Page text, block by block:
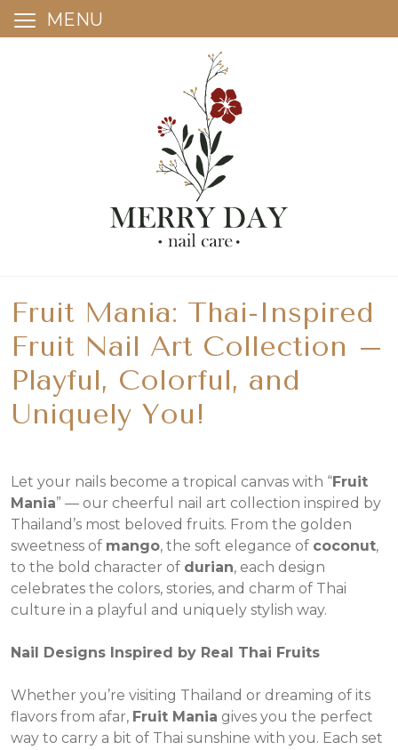
Fruit Mania: Thai-Inspired
Fruit Nail Art Collection –
Playful, Colorful, and
Uniquely You!
Let your nails become a tropical canvas with “Fruit
Mania” — our cheerful nail art collection inspired by
Thailand’s most beloved fruits. From the golden
sweetness of mango, the soft elegance of coconut,
to the bold character of durian, each design
celebrates the colors, stories, and charm of Thai
culture in a playful and uniquely stylish way.
Nail Designs Inspired by Real Thai Fruits
Whether you’re visiting Thailand or dreaming of its
flavors from afar, Fruit Mania gives you the perfect
way to carry a bit of Thai sunshine with you. Each set
MENU